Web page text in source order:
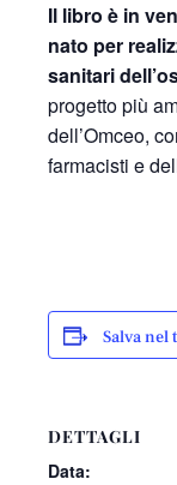
Il libro è in
nato per
sanitari
progetto più
dell’Omceo,
farmacisti e
Salva nel
DETTAGLI
Data: